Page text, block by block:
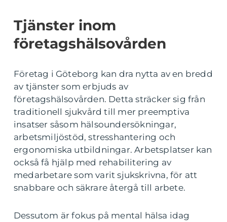
Tjänster inom
företagshälsovården
Företag i Göteborg kan dra nytta av en bredd
av tjänster som erbjuds av
företagshälsovården. Detta sträcker sig från
traditionell sjukvård till mer preemptiva
insatser såsom hälsoundersökningar,
arbetsmiljöstöd, stresshantering och
ergonomiska utbildningar. Arbetsplatser kan
också få hjälp med rehabilitering av
medarbetare som varit sjukskrivna, för att
snabbare och säkrare återgå till arbete.
Dessutom är fokus på mental hälsa idag